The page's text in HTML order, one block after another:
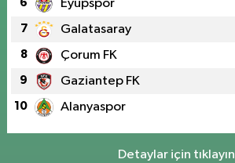
6 Eyüpspor
7 Galatasaray
8 Çorum FK
9 Gaziantep FK
10 Alanyaspor
Detaylar için tıklayın